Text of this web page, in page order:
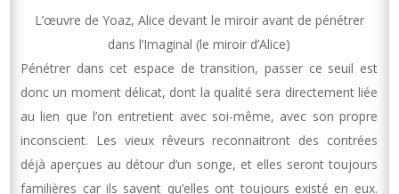
L’œuvre de Yoaz, Alice devant le miroir avant de pénétrer
dans l’Imaginal (le miroir d’Alice)
Pénétrer dans cet espace de transition, passer ce seuil est
donc un moment délicat, dont la qualité sera directement liée
au lien que l’on entretient avec soi-même, avec son propre
inconscient. Les vieux rêveurs reconnaitront des contrées
déjà aperçues au détour d’un songe, et elles seront toujours
familières car ils savent qu’elles ont toujours existé en eux.